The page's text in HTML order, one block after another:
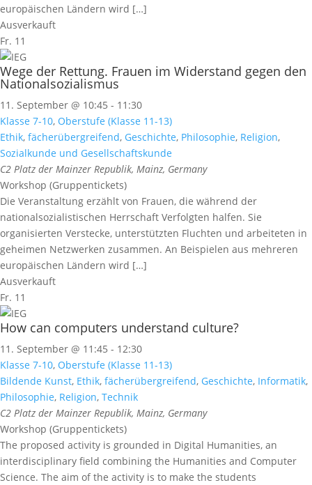
europäischen Ländern wird […]
Ausverkauft
Fr. 11
Wege der Rettung. Frauen im Widerstand gegen den
Nationalsozialismus
11. September @ 10:45 - 11:30
Klasse 7-10, Oberstufe (Klasse 11-13)
Ethik, fächerübergreifend, Geschichte, Philosophie, Religion,
Sozialkunde und Gesellschaftskunde
C2 Platz der Mainzer Republik, Mainz, Germany
Workshop (Gruppentickets)
Die Veranstaltung erzählt von Frauen, die während der
nationalsozialistischen Herrschaft Verfolgten halfen. Sie
organisierten Verstecke, unterstützten Fluchten und arbeiteten in
geheimen Netzwerken zusammen. An Beispielen aus mehreren
europäischen Ländern wird […]
Ausverkauft
Fr. 11
How can computers understand culture?
11. September @ 11:45 - 12:30
Klasse 7-10, Oberstufe (Klasse 11-13)
Bildende Kunst, Ethik, fächerübergreifend, Geschichte, Informatik,
Philosophie, Religion, Technik
C2 Platz der Mainzer Republik, Mainz, Germany
Workshop (Gruppentickets)
The proposed activity is grounded in Digital Humanities, an
interdisciplinary field combining the Humanities and Computer
Science. The aim of the activity is to make the students